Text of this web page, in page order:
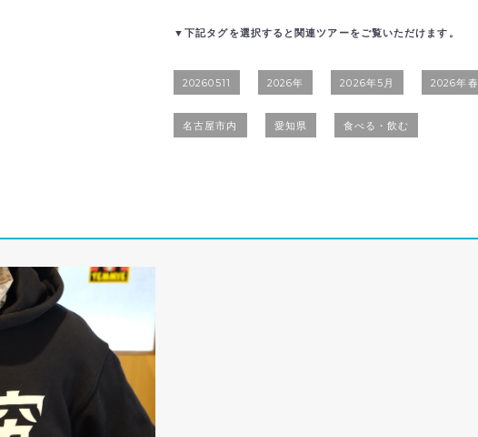
▼下記タグを選択すると関連ツアーをご覧いただけます。
20260511 2026年 2026年5月 2026年春
名古屋市内 愛知県 食べる・飲む